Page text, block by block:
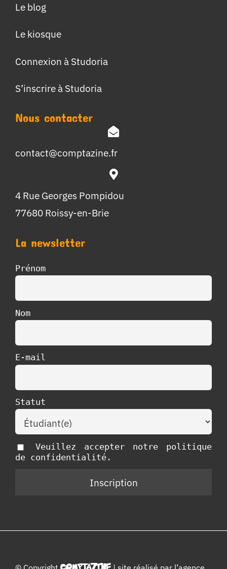
Le blog
Le kiosque
Connexion à Studoria
S’inscrire à Studoria
Nous contacter
contact@comptazine.fr
4 Rue Georges Pompidou
77680 Roissy-en-Brie
La newsletter
Prénom
Nom
E-mail
Statut
Veuillez accepter notre politique
de confidentialité.